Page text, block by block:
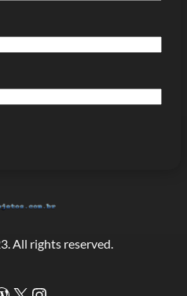
All rights reserved.